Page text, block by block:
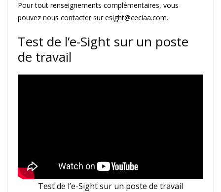
Pour tout renseignements complémentaires, vous
pouvez nous contacter sur esight@ceciaa.com.
Test de l’e-Sight sur un poste
de travail
Test de l’e-Sight sur un poste de travail